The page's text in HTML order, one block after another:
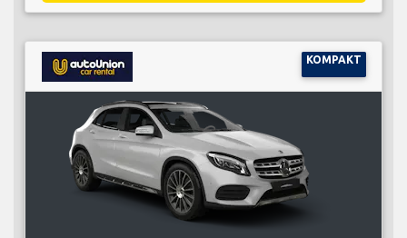
KOMPAKT